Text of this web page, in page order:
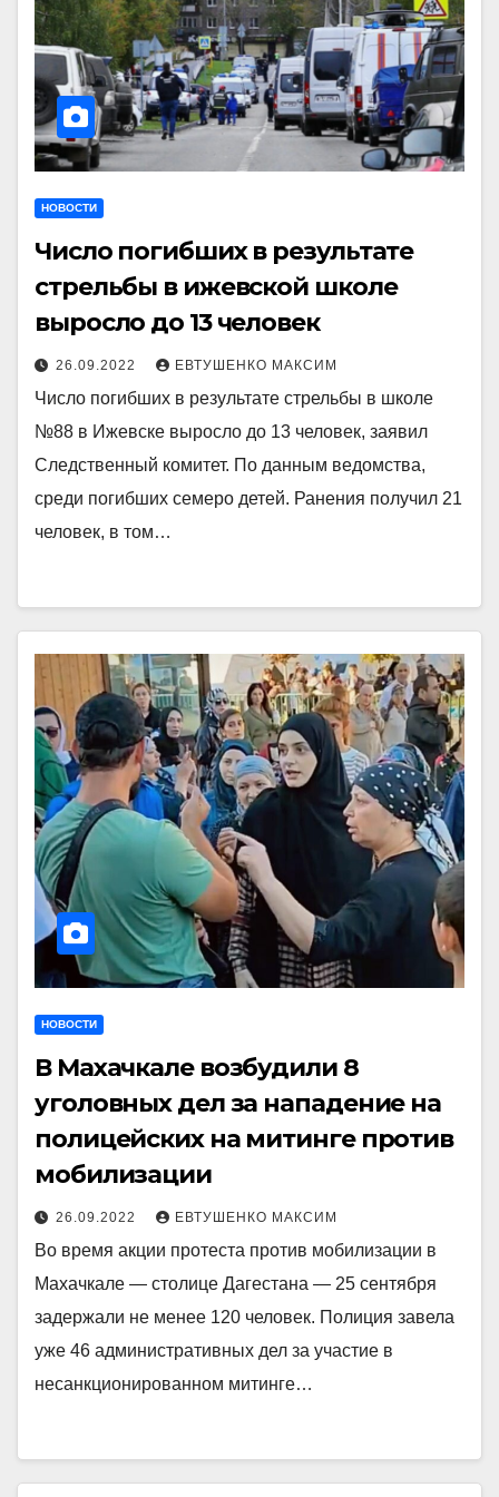
НОВОСТИ
Число погибших в результате
стрельбы в ижевской школе
выросло до 13 человек
26.09.2022 ЕВТУШЕНКО МАКСИМ
Число погибших в результате стрельбы в школе
№88 в Ижевске выросло до 13 человек, заявил
Следственный комитет. По данным ведомства,
среди погибших семеро детей. Ранения получил 21
человек, в том…
НОВОСТИ
В Махачкале возбудили 8
уголовных дел за нападение на
полицейских на митинге против
мобилизации
26.09.2022 ЕВТУШЕНКО МАКСИМ
Во время акции протеста против мобилизации в
Махачкале — столице Дагестана — 25 сентября
задержали не менее 120 человек. Полиция завела
уже 46 административных дел за участие в
несанкционированном митинге…